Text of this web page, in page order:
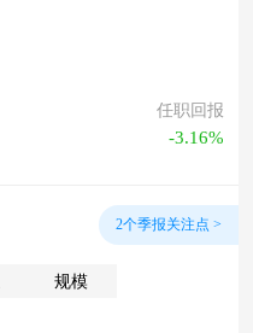
任职回报
-3.16%
2个季报关注点 >
规模